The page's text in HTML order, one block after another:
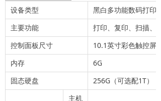
设备类型
黑白多功能数码打印机
主要功能
打印、复印、扫描、
控制面板尺寸
10.1英寸彩色触控屏
内存
6G
固态硬盘
256G（可选配1T）
主机